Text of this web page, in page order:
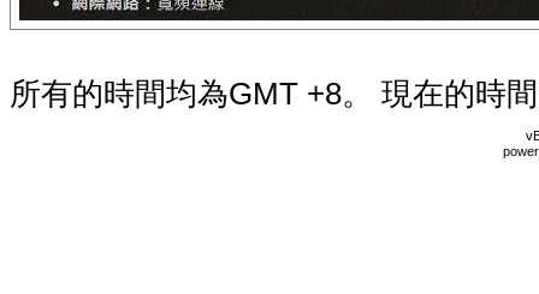
所有的時間均為GMT +8。 現在的時